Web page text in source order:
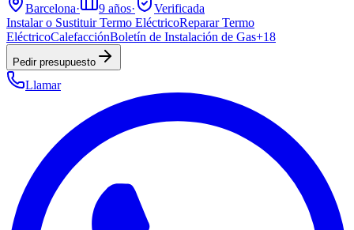
Barcelona· 9 años·
Verificada
Instalar o Sustituir Termo EléctricoReparar Termo
EléctricoCalefacciónBoletín de Instalación de Gas+18
Pedir presupuesto
Llamar